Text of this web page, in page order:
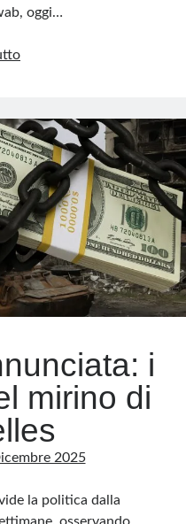
oggi…
Davos,
del
potere
globale
scricchiola
i
mirino di
2025
la politica dalla